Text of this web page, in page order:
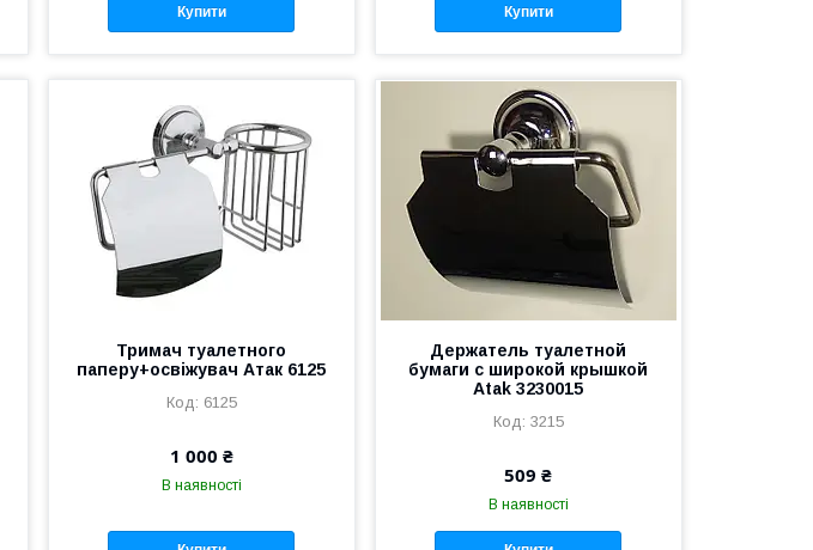
Купити Купити
Тримач туалетного
паперу+освіжувач Атак 6125
6125
1 000 ₴
В наявності
Держатель туалетной
бумаги с широкой крышкой
Atak 3230015
3215
509 ₴
В наявності